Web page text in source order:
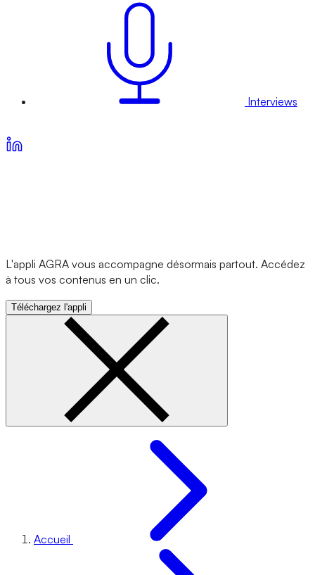
Interviews
L'appli AGRA vous accompagne désormais partout. Accédez
à tous vos contenus en un clic.
Téléchargez l'appli
Accueil